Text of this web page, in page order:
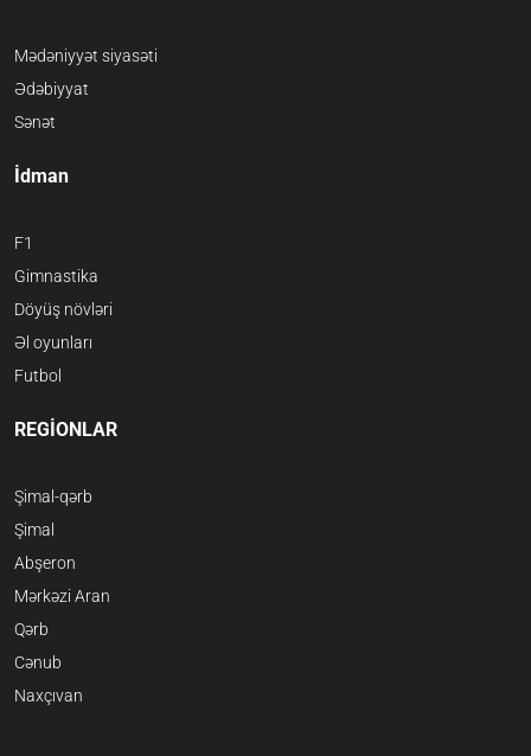
Mədəniyyət siyasəti
Ədəbiyyat
Sənət
İdman
F1
Gimnastika
Döyüş növləri
Əl oyunları
Futbol
REGİONLAR
Şimal-qərb
Şimal
Abşeron
Mərkəzi Aran
Qərb
Cənub
Naxçıvan